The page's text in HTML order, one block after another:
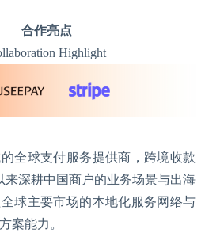
合作亮点
Highlight
全球支付服务提供商，跨境收款
来深耕中国商户的业务场景与出海
球主要市场的本地化服务网络与
案能力。